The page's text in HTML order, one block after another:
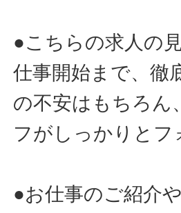
●こちらの求人の
仕事開始まで、徹
の不安はもちろん
フがしっかりと
●お仕事のご紹介